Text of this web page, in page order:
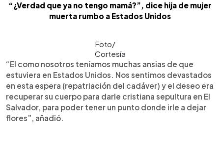
“¿Verdad que ya no tengo mamá?”, dice hija de mujer
muerta rumbo a Estados Unidos
Foto/
Cortesía
“El como nosotros teníamos muchas ansias de que
estuviera en Estados Unidos. Nos sentimos devastados
en esta espera (repatriación del cadáver) y el deseo era
recuperar su cuerpo para darle cristiana sepultura en El
Salvador, para poder tener un punto donde irle a dejar
flores”, añadió.